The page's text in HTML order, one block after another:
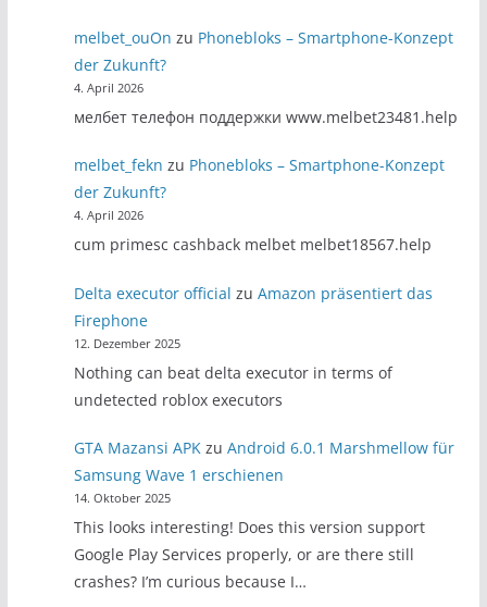
melbet_ouOn zu Phonebloks – Smartphone-Konzept
der Zukunft?
4. April 2026
мелбет телефон поддержки www.melbet23481.help
melbet_fekn zu Phonebloks – Smartphone-Konzept
der Zukunft?
4. April 2026
cum primesc cashback melbet melbet18567.help
Delta executor official zuAmazon präsentiert das
Firephone
12. Dezember 2025
Nothing can beat delta executor in terms of
undetected roblox executors
GTA Mazansi APK zuAndroid 6.0.1 Marshmellow für
Samsung Wave 1 erschienen
14. Oktober 2025
This looks interesting! Does this version support
Google Play Services properly, or are there still
crashes? I’m curious because I…